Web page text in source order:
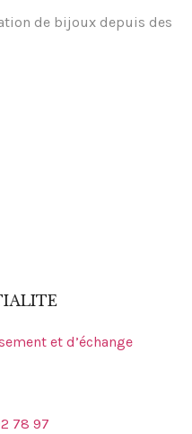
de bijoux depuis des
et d’échange
78 97